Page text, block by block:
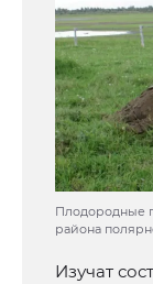
Плодородные
района
Изучат